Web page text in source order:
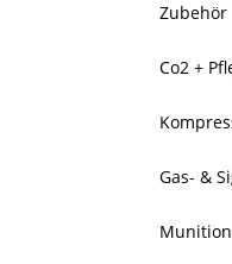
Zubehör
Co2 +
Gas- &
Munition